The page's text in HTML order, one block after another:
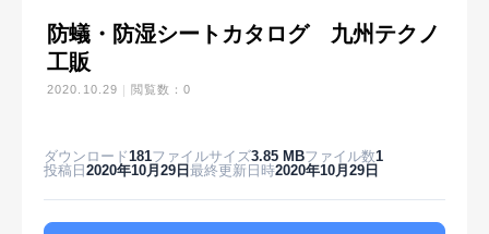
防蟻・防湿シートカタログ 九州テクノ
工販
2020.10.29 閲覧数：0
ダウンロード181ファイルサイズ3.85 MBファイル数1
投稿日 2020年10月29日 最終更新日時2020年10月29日